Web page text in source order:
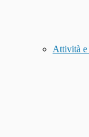
Attività e